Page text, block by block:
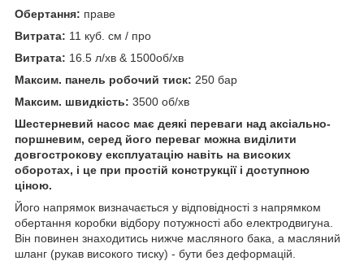
Обертання: праве
Витрата: 11 куб. см / про
Витрата: 16.5 л/хв & 1500об/хв
Максим. панель робочий тиск: 250 бар
Максим. швидкість: 3500 об/хв
Шестерневий насос має деякі переваги над аксіально-
поршневим, серед його переваг можна виділити
довгострокову експлуатацію навіть на високих
оборотах, і це при простій конструкції і доступною
ціною.
Його напрямок визначається у відповідності з напрямком
обертання коробки відбору потужності або електродвигуна.
Він повинен знаходитись нижче масляного бака, а масляний
шланг (рукав високого тиску) - бути без деформацій.